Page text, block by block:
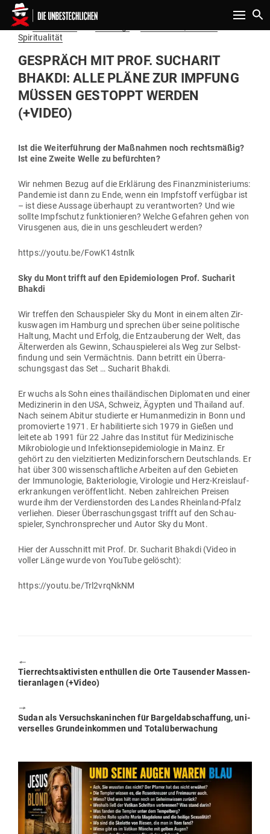
Toggle
Am
am
Spiritualität
GESPRÄCH MIT PROF. SUCHARIT
BHAKDI: ALLE PLÄNE ZUR IMPFUNG
MÜSSEN GESTOPPT WERDEN
(+VIDEO)
Ist die Wei­ter­führung der Maß­nahmen noch rechts­mäßig?
Ist eine Zweite Welle zu befürchten?
Wir nehmen Bezug auf die Erklärung des Finanz­mi­nis­te­riums:
Pan­demie ist dann zu Ende, wenn ein Impf­stoff ver­fügbar ist
– ist diese Aussage über­haupt zu ver­ant­worten? Und wie
sollte Impf­schutz funk­tio­nieren? Welche Gefahren gehen von
Virus­genen aus, die in uns geschleudert werden?
https://youtu.be/FowK14stnlk
Sky du Mont trifft auf den Epi­de­mio­logen Prof. Sucharit
Bhakdi
Wir treffen den Schau­spieler Sky du Mont in einem alten Zir­
kus­wagen im Hamburg und sprechen über seine poli­tische
Haltung, Macht und Erfolg, die Ent­zau­berung der Welt, das
Älter­werden als Gewinn, Schau­spie­lerei als Weg zur Selbst­
findung und sein Ver­mächtnis. Dann betritt ein Über­ra­
schungsgast das Set … Sucharit Bhakdi.
Er wuchs als Sohn eines thai­län­di­schen Diplo­maten und einer
Medi­zi­nerin in den USA, Schweiz, Ägypten und Thailand auf.
Nach seinem Abitur stu­dierte er Human­me­dizin in Bonn und
pro­mo­vierte 1971. Er habi­li­tierte sich 1979 in Gießen und
leitete ab 1991 für 22 Jahre das Institut für Medi­zi­nische
Mikro­bio­logie und Infek­ti­ons­epi­de­mio­logie in Mainz. Er
gehört zu den viel­zi­tierten Mediz­in­for­schern Deutsch­lands. Er
hat über 300 wis­sen­schaft­liche Arbeiten auf den Gebieten
der Immu­no­logie, Bak­te­rio­logie, Viro­logie und Herz-Kreis­lauf­
erkran­kungen ver­öf­fent­licht. Neben zahl­reichen Preisen
wurde ihm der Ver­dienst­orden des Landes Rheinland-Pfalz
ver­liehen. Dieser Über­ra­schungsgast trifft auf den Schau­
spieler, Syn­chron­sprecher und Autor Sky du Mont.
Hier der Aus­schnitt mit Prof. Dr. Sucharit Bhakdi (Video in
voller Länge wurde von YouTube gelöscht):
https://youtu.be/Trl2vrqNkNM
🠔
Previous
post:
Tier­rechts­ak­ti­visten ent­hüllen die Orte Tau­sender Mas­sen­
tier­an­lagen (+Video)
🠖
Next
post:
Sudan als Ver­suchs­ka­ninchen für Bar­geld­ab­schaffung, uni­
ver­selles Grund­ein­kommen und Totalüberwachung